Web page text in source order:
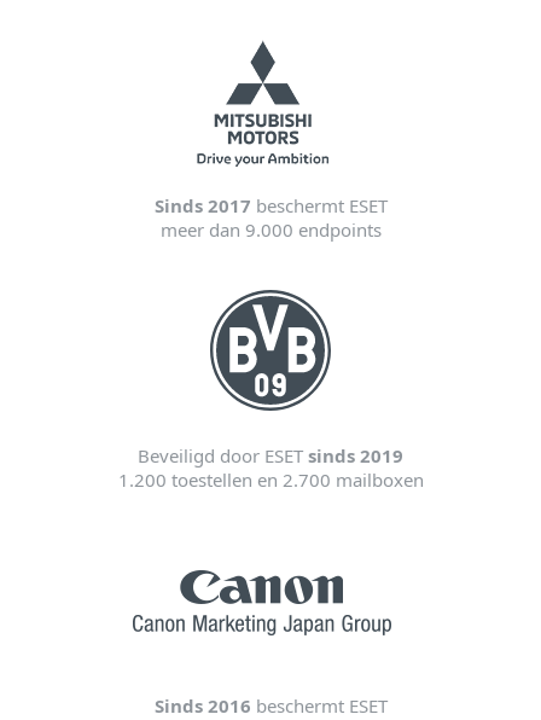
Sinds 2017 beschermt ESET
meer dan 9.000 endpoints
Beveiligd door ESET sinds 2019
1.200 toestellen en 2.700 mailboxen
Sinds 2016 beschermt ESET